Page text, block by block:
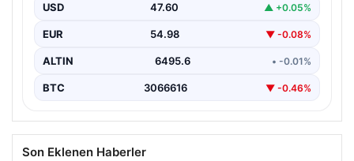
USD 47.60 ▲ +0.05%
EUR 54.98 ▼ -0.08%
ALTIN 6495.6 • -0.01%
BTC 3066616 ▼ -0.46%
Son Eklenen Haberler